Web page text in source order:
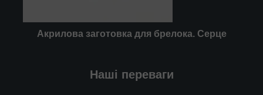
Акрилова заготовка для брелока. Серце
Наші переваги